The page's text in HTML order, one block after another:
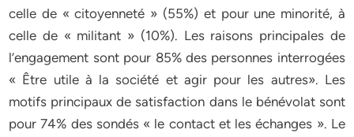
celle de « citoyenneté » (55%) et pour une minorité, à
celle de « militant » (10%). Les raisons principales de
l’engagement sont pour 85% des personnes interrogées
« Être utile à la société et agir pour les autres». Les
motifs principaux de satisfaction dans le bénévolat sont
pour 74% des sondés « le contact et les échanges ». Le